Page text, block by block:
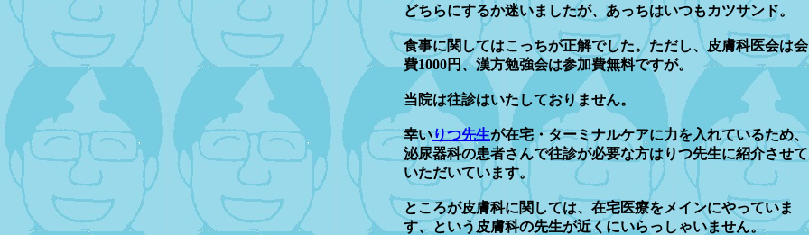
どちらにするか迷いましたが、あっちはいつもカツサンド。
食事に関してはこっちが正解でした。ただし、皮膚科医会は会
費1000円、漢方勉強会は参加費無料ですが。
当院は往診はいたしておりません。
幸いりつ先生が在宅・ターミナルケアに力を入れているため、
泌尿器科の患者さんで往診が必要な方はりつ先生に紹介させて
いただいています。
ところが皮膚科に関しては、在宅医療をメインにやっていま
す、という皮膚科の先生が近くにいらっしゃいません。